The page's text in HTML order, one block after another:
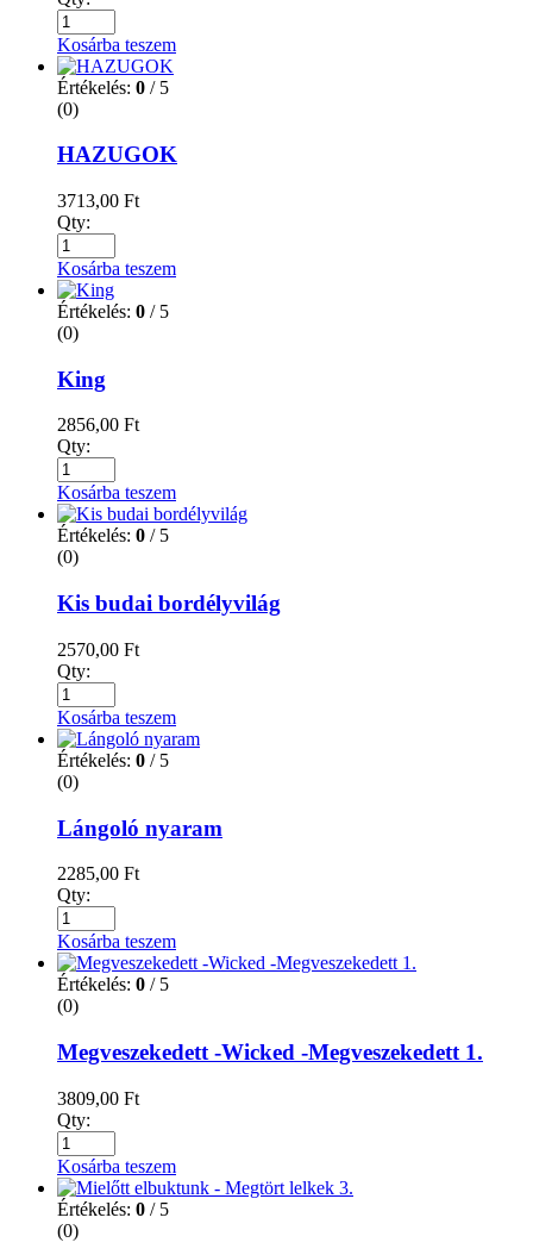
Kosárba teszem
Értékelés: 0 / 5
(0)
HAZUGOK
3713,00 Ft
Qty:
Kosárba teszem
Értékelés: 0 / 5
(0)
King
2856,00 Ft
Qty:
Kosárba teszem
Értékelés: 0 / 5
(0)
Kis budai bordélyvilág
2570,00 Ft
Qty:
Kosárba teszem
Értékelés: 0 / 5
(0)
Lángoló nyaram
2285,00 Ft
Qty:
Kosárba teszem
Értékelés: 0 / 5
(0)
Megveszekedett -Wicked -Megveszekedett 1.
3809,00 Ft
Qty:
Kosárba teszem
Értékelés: 0 / 5
(0)